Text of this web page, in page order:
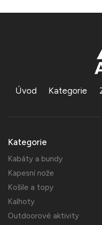
Úvod Kategorie
Kategorie
Kabáty a bundy
Kapesní nože
Košile a topy
Kalhoty
Outdoorové aktivity